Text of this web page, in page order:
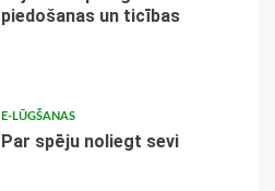
piedošanas un ticības
E-LŪGŠANAS
Par spēju noliegt sevi